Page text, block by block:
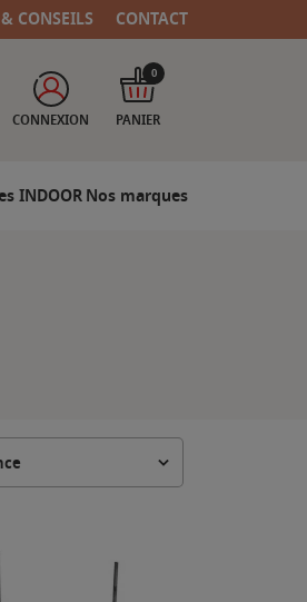
CONSEILS CONTACT
CONNEXION PANIER
0
INDOORNos marques